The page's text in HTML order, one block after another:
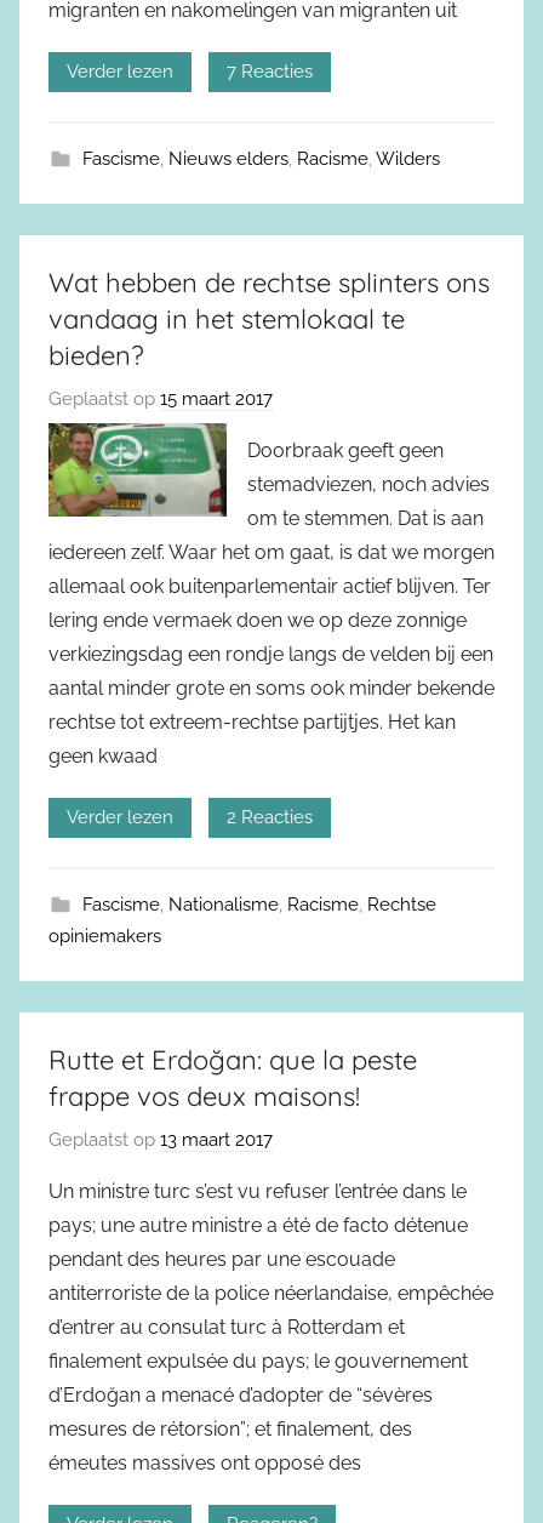
migranten en nakomelingen van migranten uit
Verder lezen 7 Reacties
Fascisme, Nieuws elders, Racisme,Wilders
Wat hebben de rechtse splinters ons
vandaag in het stemlokaal te
bieden?
Geplaatst op 15 maart 2017
Doorbraak geeft geen
stemadviezen, noch advies
om te stemmen. Dat is aan
iedereen zelf. Waar het om gaat, is dat we morgen
allemaal ook buitenparlementair actief blijven. Ter
lering ende vermaek doen we op deze zonnige
verkiezingsdag een rondje langs de velden bij een
aantal minder grote en soms ook minder bekende
rechtse tot extreem-rechtse partijtjes. Het kan
geen kwaad
Verder lezen 2 Reacties
Fascisme, Nationalisme, Racisme, Rechtse
opiniemakers
Rutte et Erdoğan: que la peste
frappe vos deux maisons!
Geplaatst op 13 maart 2017
Un ministre turc s’est vu refuser l’entrée dans le
pays; une autre ministre a été de facto détenue
pendant des heures par une escouade
antiterroriste de la police néerlandaise, empêchée
d’entrer au consulat turc à Rotterdam et
finalement expulsée du pays; le gouvernement
d’Erdoğan a menacé d’adopter de “sévères
mesures de rétorsion”; et finalement, des
émeutes massives ont opposé des